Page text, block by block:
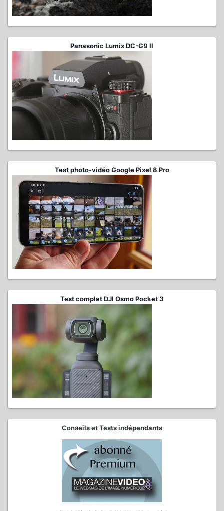
Panasonic Lumix DC-G9 II
Test photo-vidéo Google Pixel 8 Pro
Test complet DJI Osmo Pocket 3
Conseils et Tests indépendants